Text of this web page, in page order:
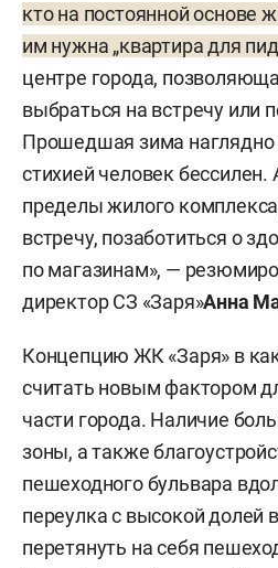
кто на постоянной основе
им нужна „квартира для
центре города,
выбраться на встречу или
Прошедшая зима наглядно
стихией человек бессилен.
пределы жилого
встречу, позаботиться о
по магазинам», —
директор СЗ «Заря»Анна
Концепцию ЖК «Заря» в
считать новым фактором
части города. Наличие
зоны, а также
пешеходного бульвара
переулка с высокой долей
перетянуть на себя